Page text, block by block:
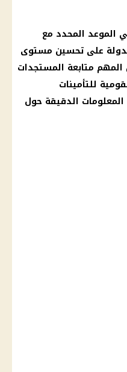
على تحسين مستوى
متابعة المستجدات
للتأمينات
الدقيقة حول